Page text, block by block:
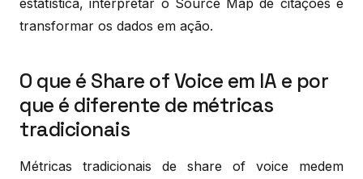
transformar os dados em ação.
O que é Share of Voice em IA e por
que é diferente de métricas
tradicionais
Métricas tradicionais de share of voice medem